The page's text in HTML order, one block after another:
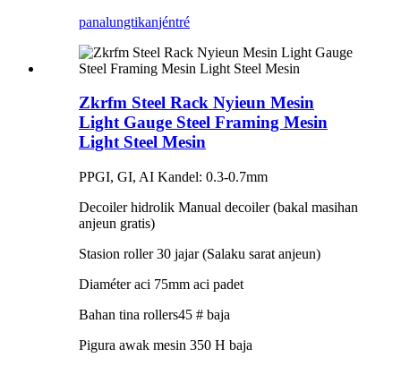
panalungtikanjéntré
Zkrfm Steel Rack Nyieun Mesin
Light Gauge Steel Framing Mesin
Light Steel Mesin
PPGI, GI, AI Kandel: 0.3-0.7mm
Decoiler hidrolik Manual decoiler (bakal masihan
anjeun gratis)
Stasion roller 30 jajar (Salaku sarat anjeun)
Diaméter aci 75mm aci padet
Bahan tina rollers45 # baja
Pigura awak mesin 350 H baja